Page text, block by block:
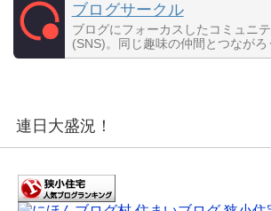
ブログサークル
ブログにフォーカスしたコミュニ
(SNS)。同じ趣味の仲間とつながろ
連日大盛況！